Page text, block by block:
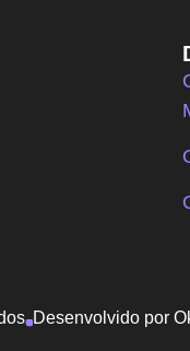
Desenvolvido por